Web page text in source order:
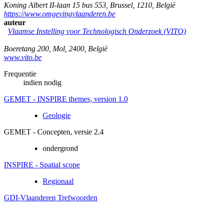
Koning Albert II-laan 15 bus 553 Brussel 1210 België
https://www.omgevingvlaanderen.be
auteur
Vlaamse Instelling voor Technologisch Onderzoek (VITO)
Boeretang 200 Mol 2400 België
www.vito.be
Frequentie
indien nodig
GEMET - INSPIRE themes, version 1.0
Geologie
GEMET - Concepten, versie 2.4
ondergrond
INSPIRE - Spatial scope
Regionaal
GDI-Vlaanderen Trefwoorden